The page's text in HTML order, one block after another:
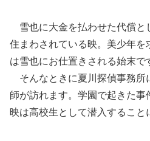
雪也に大金を払わせた代償と
住まわされている映。美少年を
は雪也にお仕置きされる始末で
そんなときに夏川探偵事務所
師が訪れます。学園で起きた事
映は高校生として潜入すること